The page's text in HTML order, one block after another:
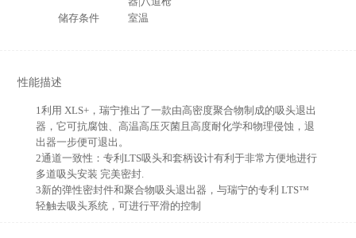
储存条件
室温
性能描述
1利用 XLS+，瑞宁推出了一款由高密度聚合物制成的吸头退出
器，它可抗腐蚀、高温高压灭菌且高度耐化学和物理侵蚀，退
出器一步便可退出。
2通道一致性：专利LTS吸头和套柄设计有利于非常方便地进行
多道吸头安装 完美密封.
3新的弹性密封件和聚合物吸头退出器，与瑞宁的专利 LTS™
轻触去吸头系统，可进行平滑的控制